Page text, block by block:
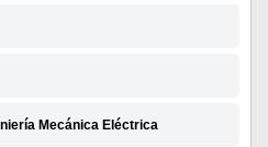
Mecánica Eléctrica